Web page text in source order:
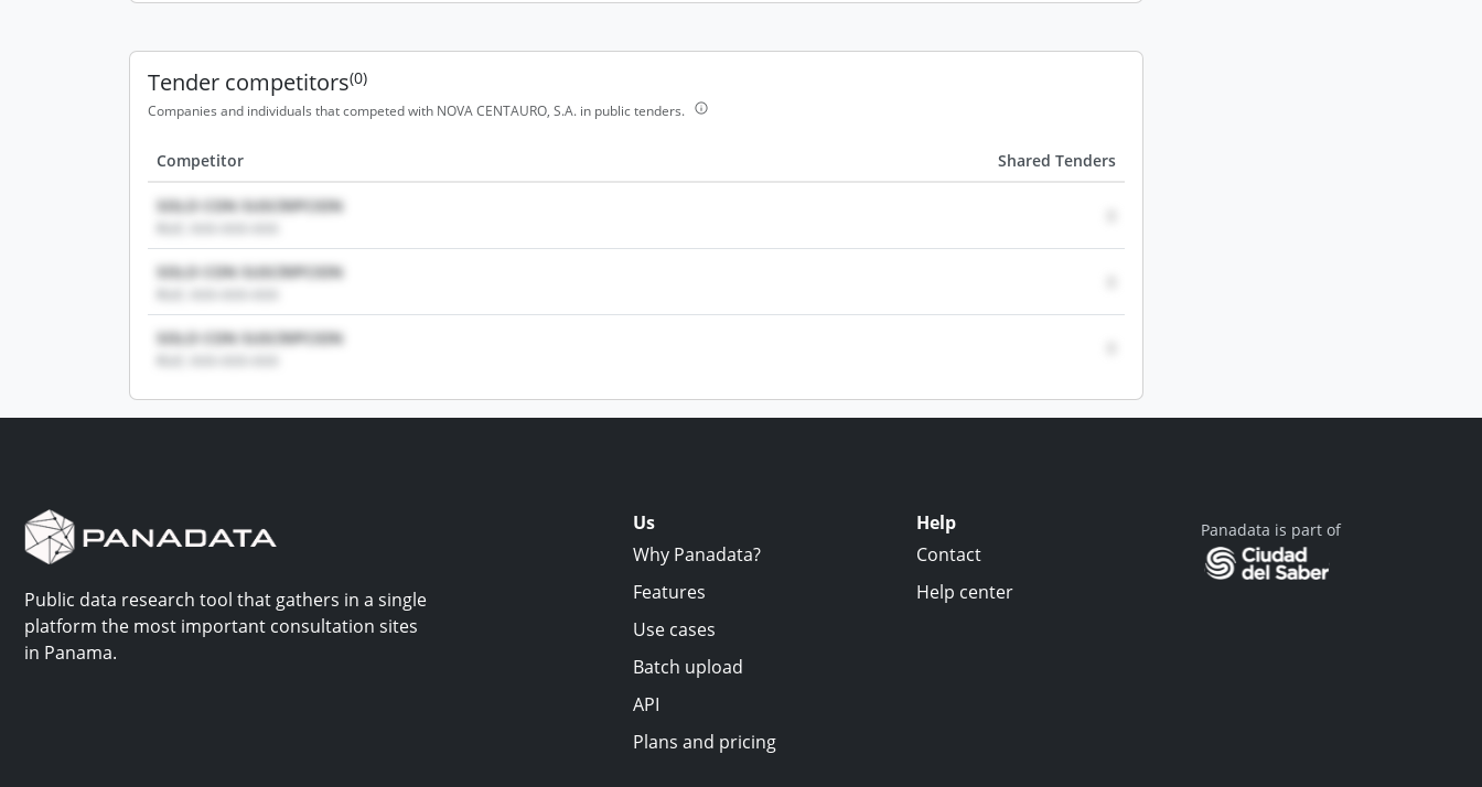
Tender competitors(0)
Companies and individuals that competed with NOVA CENTAURO, S.A. in public tenders.
Competitor Shared Tenders
SOLO CON SUSCRIPCION
SOLO CON SUSCRIPCION
SOLO CON SUSCRIPCION
Public data research tool that gathers in a single
platform the most important consultation sites
in Panama.
Us
Why Panadata?
Features
Use cases
Batch upload
API
Plans and pricing
Help
Contact
Help center
Panadata is part of